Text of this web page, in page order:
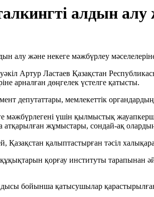
алдын алу
Артур Ластаев Қазақстан
арналған дөңгелек үстелге қатысты.
депутаттары, мемлекеттік
мәжбүрлегені үшін қылмыстық
атқарылған жұмыстары, сондай-ақ
Қазақстан қалыптастырған тәсіл
қорғау институты тарапынан
бойынша қатысушылар